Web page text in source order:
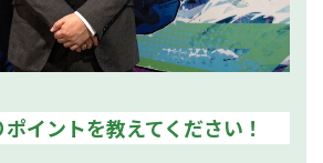
イントを教えてください！